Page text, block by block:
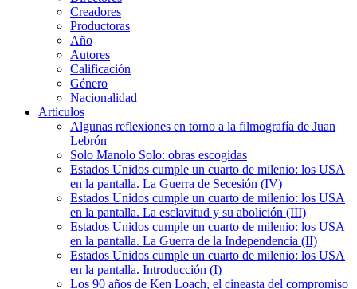
Creadores
Productoras
Año
Autores
Calificación
Género
Nacionalidad
Articulos
Algunas reflexiones en torno a la filmografía de Juan
Lebrón
Solo Manolo Solo: obras escogidas
Estados Unidos cumple un cuarto de milenio: los USA
en la pantalla. La Guerra de Secesión (IV)
Estados Unidos cumple un cuarto de milenio: los USA
en la pantalla. La esclavitud y su abolición (III)
Estados Unidos cumple un cuarto de milenio: los USA
en la pantalla. La Guerra de la Independencia (II)
Estados Unidos cumple un cuarto de milenio: los USA
en la pantalla. Introducción (I)
Los 90 años de Ken Loach, el cineasta del compromiso